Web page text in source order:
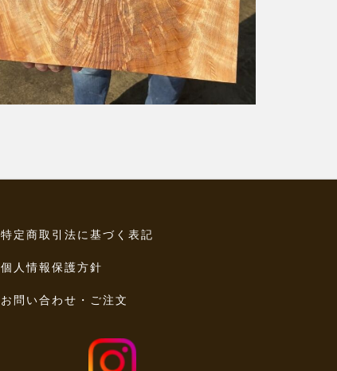
特定商取引法に基づく表記
個人情報保護方針
お問い合わせ・ご注文